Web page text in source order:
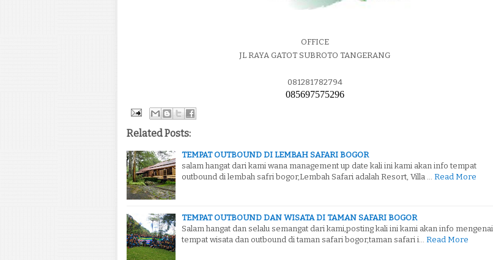
OFFICE
JL RAYA GATOT SUBROTO TANGERANG
081281782794
085697575296
Related Posts:
TEMPAT OUTBOUND DI LEMBAH SAFARI BOGOR
salam hangat dari kami wana management up date kali ini kami akan info tempat
outbound di lembah safri bogor,Lembah Safari adalah Resort, Villa …
Read More
TEMPAT OUTBOUND DAN WISATA DI TAMAN SAFARI BOGOR
Salam hangat dan selalu semangat dari kami,posting kali ini kami akan info mengenai
tempat wisata dan outbound di taman safari bogor,taman safari i…
Read More